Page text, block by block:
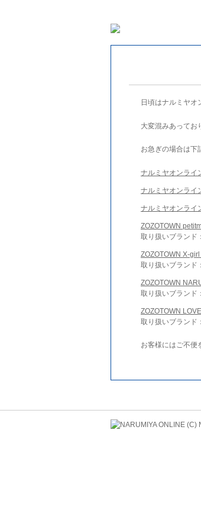
日頃はナルミヤオ
大変混みあってお
お急ぎの場合は下
ナルミヤオンライ
ナルミヤオンライ
ナルミヤオンライ
ZOZOTOWN
取り扱いブランド
ZOZOTOWN X-
取り扱いブランド
ZOZOTOWN
取り扱いブランド
ZOZOTOWN
取り扱いブランド
お客様にはご不便